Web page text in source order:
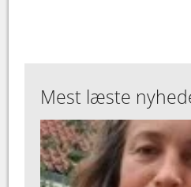
Mest læste